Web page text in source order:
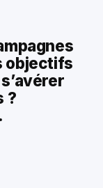
objectifs
?